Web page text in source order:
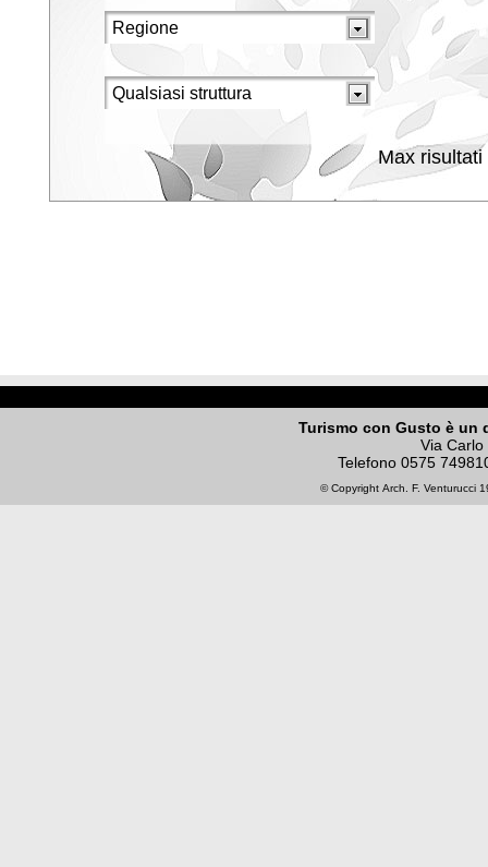
Max risultati
Turismo con Gusto è un
Via
Telefono 0575
© Copyright Arch. F. Venturucci